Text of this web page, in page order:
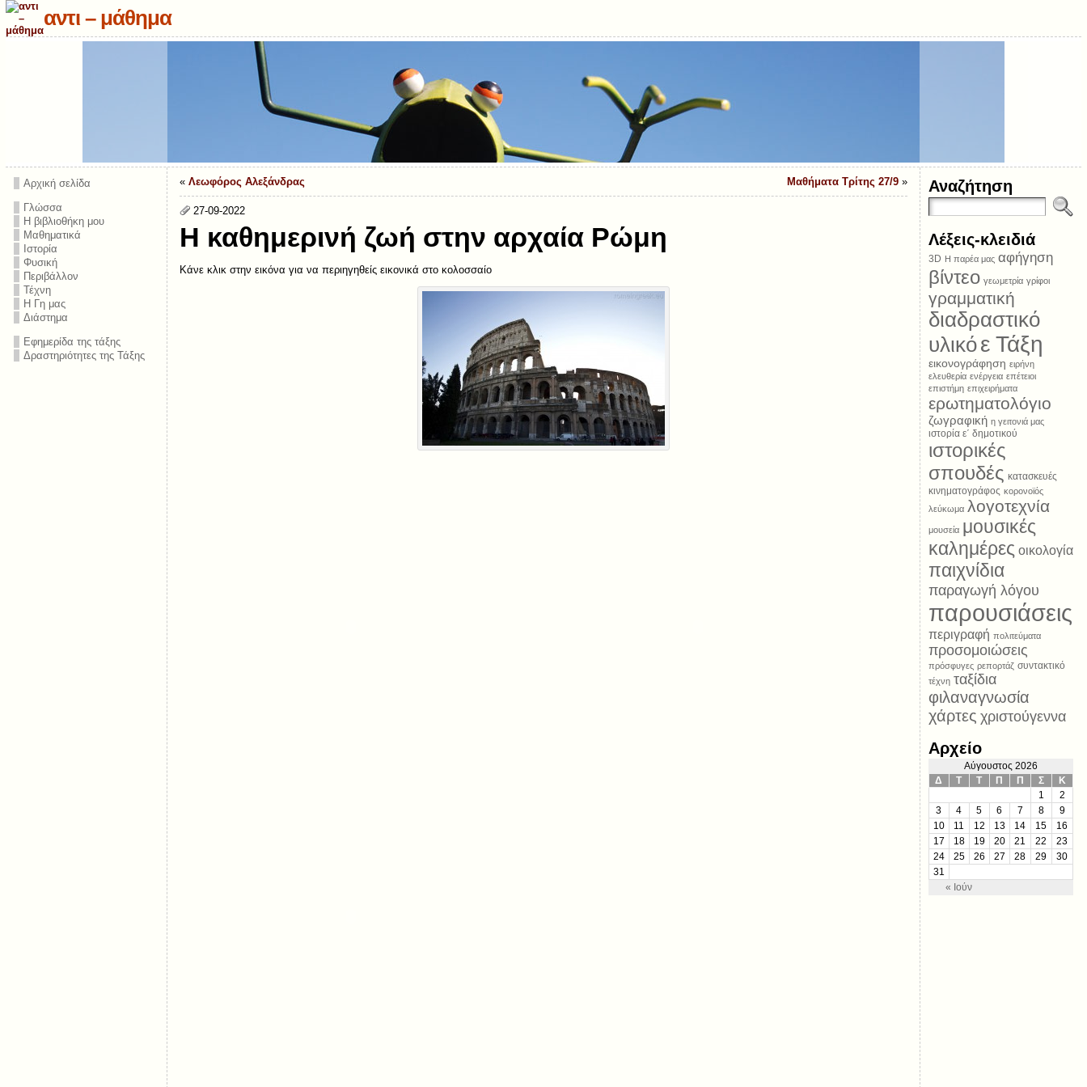
αντι – μάθημα
Αρχική σελίδα
Γλώσσα
Η βιβλιοθήκη μου
Μαθηματικά
Ιστορία
Φυσική
Περιβάλλον
Τέχνη
Η Γη μας
Διάστημα
Εφημερίδα της τάξης
Δραστηριότητες της Τάξης
« Λεωφόρος Αλεξάνδρας Μαθήματα Τρίτης 27/9»
27-09-2022
H καθημερινή ζωή στην αρχαία Ρώμη
Κάνε κλικ στην εικόνα για να περιηγηθείς εικονικά στο κολοσσαίο
Αναζήτηση
Λέξεις-κλειδιά
3D Η παρέα μας αφήγηση
βίντεο γεωμετρία γρίφοι
γραμματική
διαδραστικό
υλικόε Τάξη
εικονογράφηση ειρήνη
ελευθερία ενέργεια επέτειοι
επιστήμη επιχειρήματα
ερωτηματολόγιο
ζωγραφική η γειτονιά μας
ιστορία ε΄ δημοτικού
ιστορικές
σπουδές κατασκευές
κινηματογράφος κορονοϊός
λεύκωμα λογοτεχνία
μουσεία μουσικές
καλημέρες οικολογία
παιχνίδια
παραγωγή λόγου
παρουσιάσεις
περιγραφή πολιτεύματα
προσομοιώσεις
πρόσφυγες ρεπορτάζ συντακτικό
τέχνη ταξίδια
φιλαναγνωσία
χάρτες χριστούγεννα
Αρχείο
Αύγουστος 2026
Δ
Τ Τ Π Π Σ Κ
« Ιούν
1
2
3
4 5 6 7 8
9
10
11 12 13 14 15
16
17
18 19 20 21 22
23
24
25 26 27 28 29
30
31